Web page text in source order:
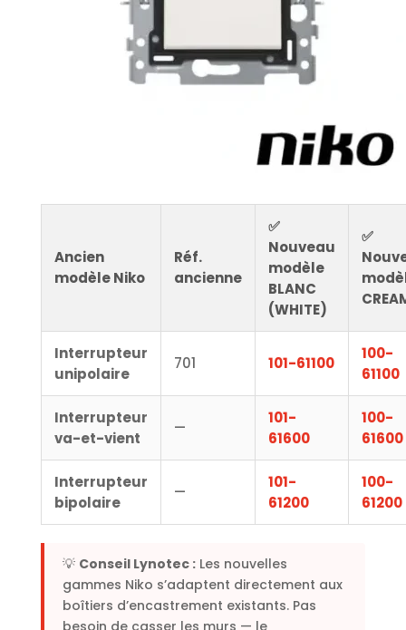
Ancien
modèle Niko
Réf.
ancienne
✅
Nouveau
modèle
BLANC
(WHITE)
✅
Interrupteur
unipolaire
701 101-61100
100-
61100
Interrupteur
va-et-vient
—
101-
61600
100-
61600
Interrupteur
bipolaire
—
101-
61200
100-
61200
💡 Conseil Lynotec :Les nouvelles
gammes Niko s’adaptent directement aux
boîtiers d’encastrement existants. Pas